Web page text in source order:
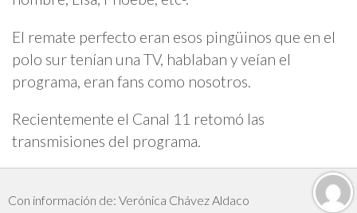
El remate perfecto eran esos pingüinos que en el
polo sur tenían una TV, hablaban y veían el
programa, eran fans como nosotros.
Recientemente el Canal 11 retomó las
transmisiones del programa.
Con información de: Verónica Chávez Aldaco